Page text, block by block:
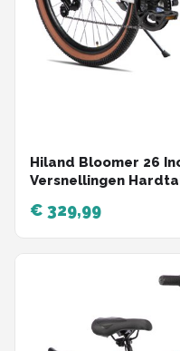
Hiland Bloomer 26
Versnellingen
Schijfremmen -
Volwassen - Grijs
€ 329,99